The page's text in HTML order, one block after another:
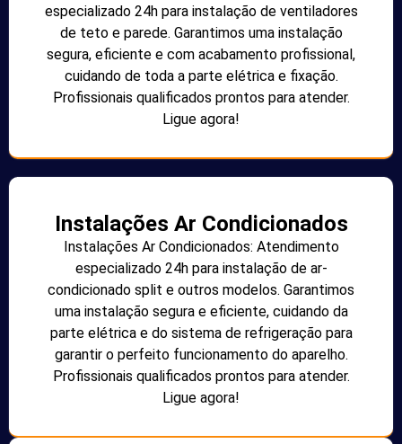
especializado 24h para instalação de ventiladores
de teto e parede. Garantimos uma instalação
segura, eficiente e com acabamento profissional,
cuidando de toda a parte elétrica e fixação.
Profissionais qualificados prontos para atender.
Ligue agora!
Instalações Ar Condicionados
Instalações Ar Condicionados: Atendimento
especializado 24h para instalação de ar-
condicionado split e outros modelos. Garantimos
uma instalação segura e eficiente, cuidando da
parte elétrica e do sistema de refrigeração para
garantir o perfeito funcionamento do aparelho.
Profissionais qualificados prontos para atender.
Ligue agora!